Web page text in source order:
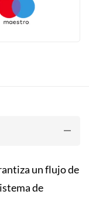
un flujo de
de